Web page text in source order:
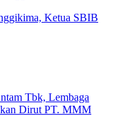
Ketua SBIB